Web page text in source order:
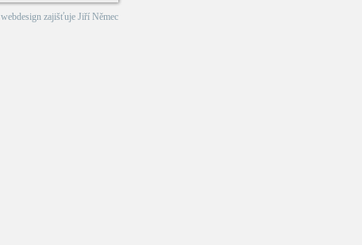
webdesign zajišťuje Jiří Němec